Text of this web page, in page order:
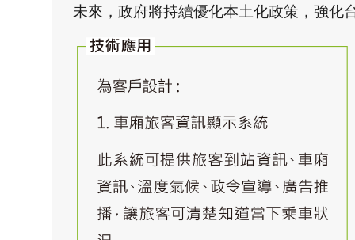
未來，政府將持續優化本土化政策，強化